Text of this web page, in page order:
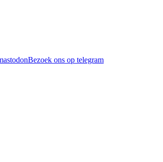
Bezoek ons op telegram